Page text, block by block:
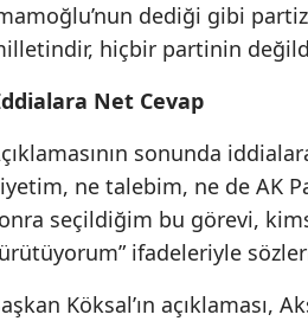
dediği gibi
hiçbir partinin
Net Cevap
sonunda
ne talebim, ne de AK
seçildiğim bu görevi,
ifadeleriyle
Köksal’ın açıklaması,